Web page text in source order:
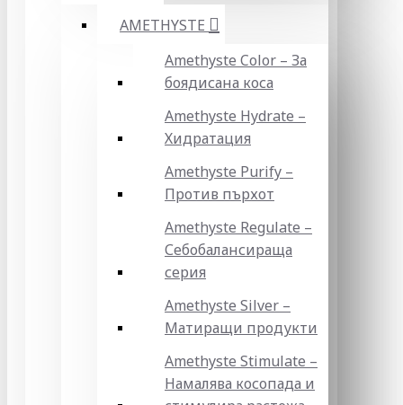
AMETHYSTE
Amethyste Color – За
боядисана коса
Amethyste Hydrate –
Хидратация
Amethyste Purify –
Против пърхот
Amethyste Regulate –
Себобалансираща
серия
Amethyste Silver –
Матиращи продукти
Amethyste Stimulate –
Намалява косопада и